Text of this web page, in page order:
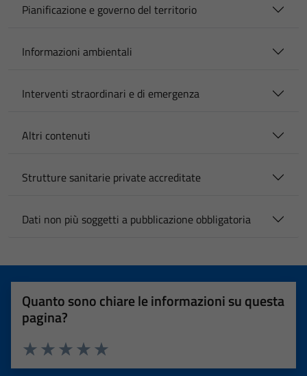
Pianificazione e governo del territorio
Informazioni ambientali
Interventi straordinari e di emergenza
Altri contenuti
Strutture sanitarie private accreditate
Dati non più soggetti a pubblicazione obbligatoria
Quanto sono chiare le informazioni su questa
pagina?
Valuta 5 stelle su 5
Valuta 4 stelle su 5
Valuta 3 stelle su 5
Valuta 2 stelle su 5
Valuta 1 stelle su 5